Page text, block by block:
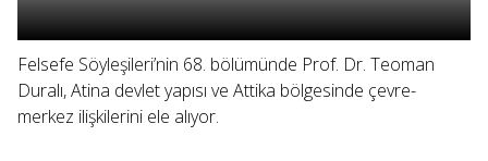
Felsefe Söyleşileri’nin 68. bölümünde Prof. Dr. Teoman
Duralı, Atina devlet yapısı ve Attika bölgesinde çevre-
merkez ilişkilerini ele alıyor.